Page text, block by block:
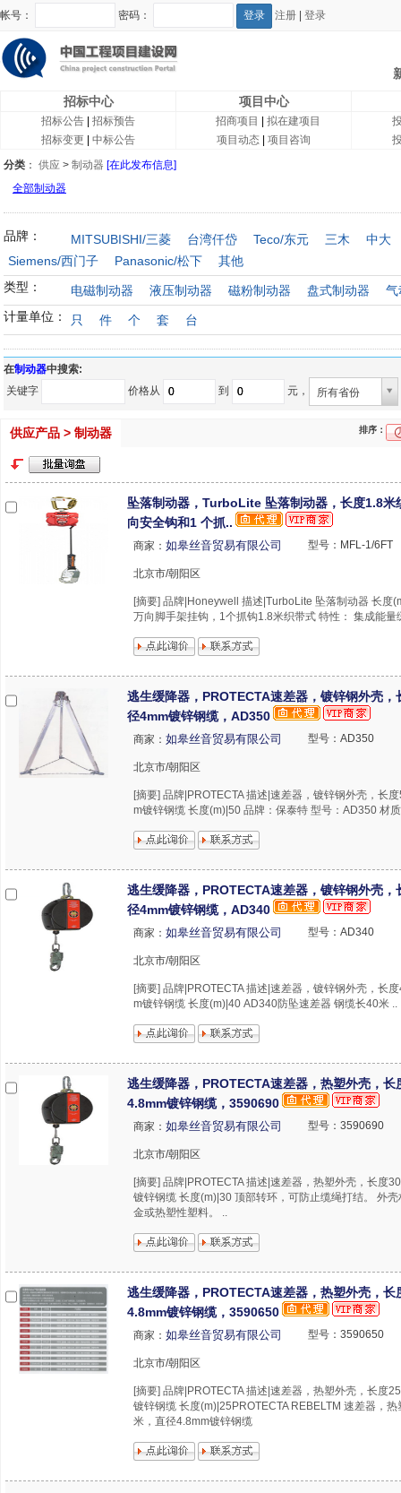
帐号： 密码： 注册 登录
招标中心
项目中心
招标公告
招标预告
招标变更
中标公告
招商项目
拟在建项目
项目动态
项目咨询
分类 ： 供应 > 制动器 [在此发布信息]
全部制动器
品牌： MITSUBISHI/三菱 台湾仟岱 Teco/东元 三木
中大
Siemens/西门子
Panasonic/松下
其他
类型：
电磁制动器 液压制动器 磁粉制动器 盘式制动器
气
计量单位：
只 件 个 套 台
在制动器中搜索:
关键字
价格从 到 元， 所有省份
供应产品 > 制动器 排序：
坠落制动器，TurboLite 坠落制动器，长度1.8米
向安全钩和1 个抓..
商家： 如皋丝音贸易有限公司 型号：MFL-1/6FT
北京市/朝阳区
[摘要] 品牌|Honeywell 描述|TurboLite 坠落制动器 长度
万向脚手架挂钩，1个抓钩1.8米织带式 特性： 集成能量
逃生缓降器，PROTECTA速差器，镀锌钢外壳，
径4mm镀锌钢缆，AD350
商家： 如皋丝音贸易有限公司 型号：AD350
北京市/朝阳区
[摘要] 品牌|PROTECTA 描述|速差器，镀锌钢外壳，长
m镀锌钢缆 长度(m)|50 品牌：保泰特 型号：AD350 材
逃生缓降器，PROTECTA速差器，镀锌钢外壳，
径4mm镀锌钢缆，AD340
商家： 如皋丝音贸易有限公司 型号：AD340
北京市/朝阳区
[摘要] 品牌|PROTECTA 描述|速差器，镀锌钢外壳，长
m镀锌钢缆 长度(m)|40 AD340防坠速差器 钢缆长40米 ..
逃生缓降器，PROTECTA速差器，热塑外壳，长
4.8mm镀锌钢缆，3590690
商家： 如皋丝音贸易有限公司 型号：3590690
北京市/朝阳区
[摘要] 品牌|PROTECTA 描述|速差器，热塑外壳，长度
镀锌钢缆 长度(m)|30 顶部转环，可防止缆绳打结。 外
金或热塑性塑料。 ..
逃生缓降器，PROTECTA速差器，热塑外壳，长
4.8mm镀锌钢缆，3590650
商家： 如皋丝音贸易有限公司 型号：3590650
北京市/朝阳区
[摘要] 品牌|PROTECTA 描述|速差器，热塑外壳，长度
镀锌钢缆 长度(m)|25PROTECTA REBELTM 速差器，
米，直径4.8mm镀锌钢缆